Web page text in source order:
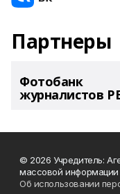
Партнеры
Фотобанк
журналистов
© 2026 Учредитель:
массовой информации
Об использовании